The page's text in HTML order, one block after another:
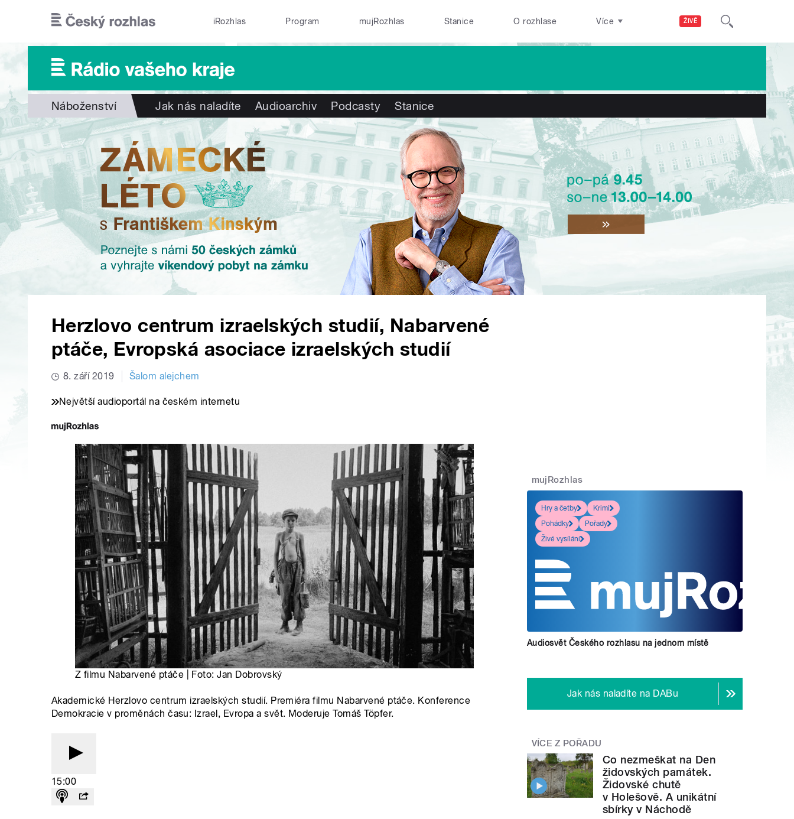
ŽIVĚ
iRozhlas Program mujRozhlas Stanice O rozhlase Více
Náboženství Jak nás naladíte Audioarchiv Podcasty Stanice
Herzlovo centrum izraelských studií, Nabarvené
ptáče, Evropská asociace izraelských studií
8. září 2019 Šalom alejchem
Největší audioportál na českém internetu
Z filmu Nabarvené ptáče | Foto: Jan Dobrovský
Akademické Herzlovo centrum izraelských studií. Premiéra filmu Nabarvené ptáče. Konference
Demokracie v proměnách času: Izrael, Evropa a svět. Moderuje Tomáš Töpfer.
15:00
mujRozhlas
Hry a četby
Krimi
Pohádky
Pořady
Živé vysílání
Audiosvět Českého rozhlasu na jednom místě
Jak nás naladíte na DABu
VÍCE Z POŘADU
Co nezmeškat na Den
židovských památek.
Židovské chutě
v Holešově. A unikátní
sbírky v Náchodě